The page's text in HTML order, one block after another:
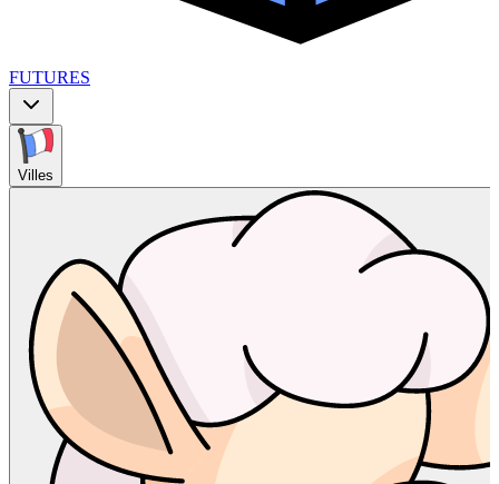
FUTURES
Villes